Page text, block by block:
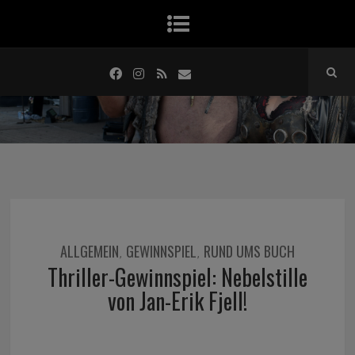
ALLGEMEIN, GEWINNSPIEL, RUND UMS BUCH
Thriller-Gewinnspiel: Nebelstille
von Jan-Erik Fjell!